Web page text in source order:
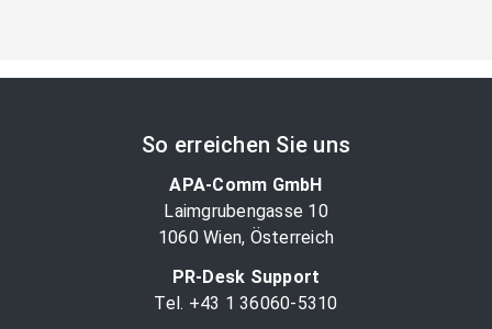
So erreichen Sie uns
APA-Comm GmbH
Laimgrubengasse 10
1060 Wien, Österreich
PR-Desk Support
Tel. +43 1 36060-5310